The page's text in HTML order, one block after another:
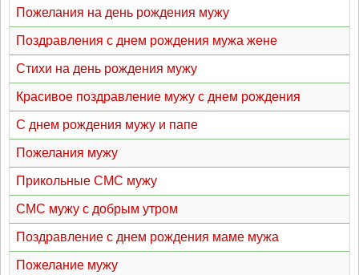
Пожелания на день рождения мужу
Поздравления с днем рождения мужа жене
Стихи на день рождения мужу
Красивое поздравление мужу с днем рождения
С днем рождения мужу и папе
Пожелания мужу
Прикольные СМС мужу
СМС мужу с добрым утром
Поздравление с днем рождения маме мужа
Пожелание мужу